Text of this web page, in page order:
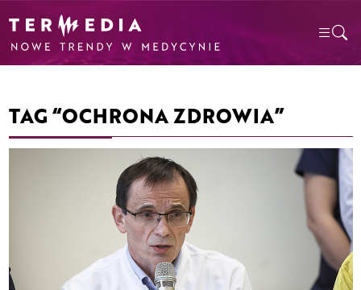
TAG “OCHRONA ZDROWIA”